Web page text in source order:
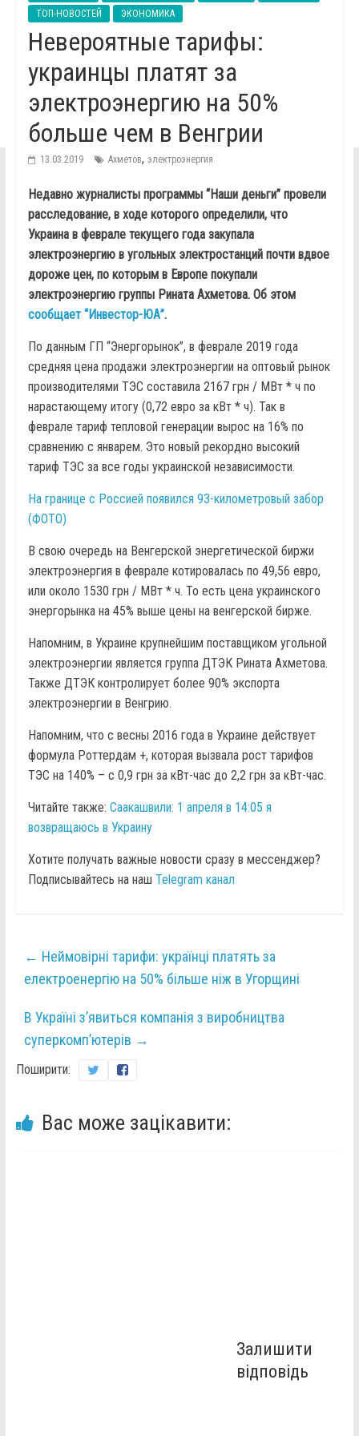
ТОП-НОВОСТЕЙ
ЭКОНОМИКА
Невероятные тарифы:
украинцы платят за
электроэнергию на 50%
больше чем в Венгрии
13.03.2019 Ахметов, электроэнергия
Недавно журналисты программы “Наши деньги” провели
расследование, в ходе которого определили, что
Украина в феврале текущего года закупала
электроэнергию в угольных электростанций почти вдвое
дороже цен, по которым в Европе покупали
электроэнергию группы Рината Ахметова. Об этом
сообщает “Инвестор-ЮА”.
По данным ГП “Энергорынок”, в феврале 2019 года
средняя цена продажи электроэнергии на оптовый рынок
производителями ТЭС составила 2167 грн / МВт * ч по
нарастающему итогу (0,72 евро за кВт * ч). Так в
феврале тариф тепловой генерации вырос на 16% по
сравнению с январем. Это новый рекордно высокий
тариф ТЭС за все годы украинской независимости.
На границе с Россией появился 93-километровый забор
(ФОТО)
В свою очередь на Венгерской энергетической биржи
электроэнергия в феврале котировалась по 49,56 евро,
или около 1530 грн / МВт * ч. То есть цена украинского
энергорынка на 45% выше цены на венгерской бирже.
Напомним, в Украине крупнейшим поставщиком угольной
электроэнергии является группа ДТЭК Рината Ахметова.
Также ДТЭК контролирует более 90% экспорта
электроэнергии в Венгрию.
Напомним, что с весны 2016 года в Украине действует
формула Роттердам +, которая вызвала рост тарифов
ТЭС на 140% – с 0,9 грн за кВт-час до 2,2 грн за кВт-час.
Читайте также: Саакашвили: 1 апреля в 14:05 я
возвращаюсь в Украину
Хотите получать важные новости сразу в мессенджер?
Подписывайтесь на наш Telegram канал
← Неймовірні тарифи: українці платять за
електроенергію на 50% більше ніж в Угорщині
В Україні з’явиться компанія з виробництва
суперкомп’ютерів →
Поширити:
Вас може зацікавити:
Залишити
відповідь